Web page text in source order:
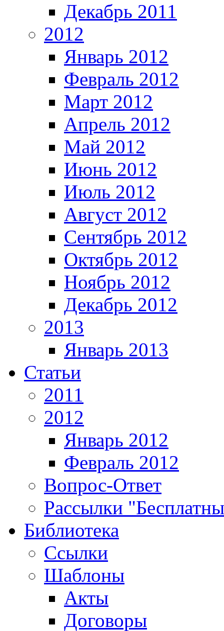
Декабрь 2011
2012
Январь 2012
Февраль 2012
Март 2012
Апрель 2012
Май 2012
Июнь 2012
Июль 2012
Август 2012
Сентябрь 2012
Октябрь 2012
Ноябрь 2012
Декабрь 2012
2013
Январь 2013
Статьи
2011
2012
Январь 2012
Февраль 2012
Вопрос-Ответ
Рассылки
Библиотека
Ссылки
Шаблоны
Акты
Договоры